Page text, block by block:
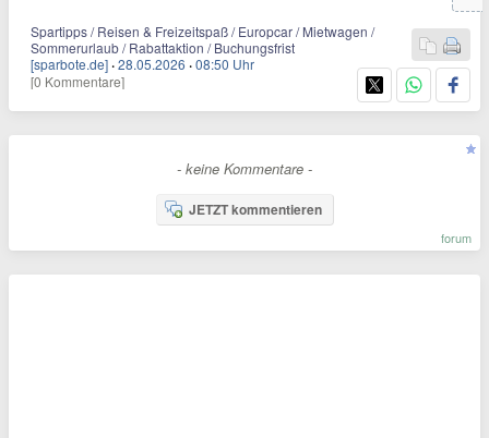
Spartipps / Reisen & Freizeitspaß / Europcar / Mietwagen /
Sommerurlaub / Rabattaktion / Buchungsfrist
[sparbote.de] ·28.05.2026 ·08:50 Uhr
[0 Kommentare]
- keine Kommentare -
JETZT kommentieren
forum